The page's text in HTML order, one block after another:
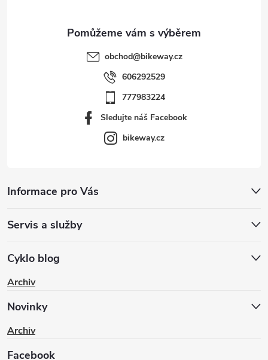
obchod@bikeway.cz
606292529
777983224
Sledujte náš Facebook
bikeway.cz
Informace pro Vás
Servis a služby
Cyklo blog
Archiv
Novinky
Archiv
Facebook